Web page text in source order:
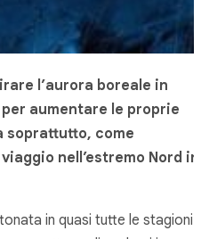
l’aurora boreale in
aumentare le proprie
soprattutto, come
nell’estremo Nord in
in quasi tutte le stagioni: